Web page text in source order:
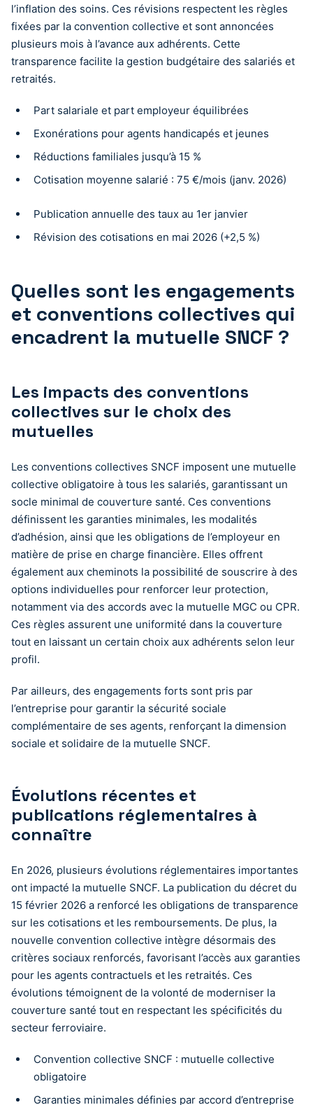
l’inflation des soins. Ces révisions respectent les règles
fixées par la convention collective et sont annoncées
plusieurs mois à l’avance aux adhérents. Cette
transparence facilite la gestion budgétaire des salariés et
retraités.
Part salariale et part employeur équilibrées
Exonérations pour agents handicapés et jeunes
Réductions familiales jusqu’à 15 %
Cotisation moyenne salarié : 75 €/mois (janv. 2026)
Publication annuelle des taux au 1er janvier
Révision des cotisations en mai 2026 (+2,5 %)
Quelles sont les engagements
et conventions collectives qui
encadrent la mutuelle SNCF ?
Les impacts des conventions
collectives sur le choix des
mutuelles
Les conventions collectives SNCF imposent une mutuelle
collective obligatoire à tous les salariés, garantissant un
socle minimal de couverture santé. Ces conventions
définissent les garanties minimales, les modalités
d’adhésion, ainsi que les obligations de l’employeur en
matière de prise en charge financière. Elles offrent
également aux cheminots la possibilité de souscrire à des
options individuelles pour renforcer leur protection,
notamment via des accords avec la mutuelle MGC ou CPR.
Ces règles assurent une uniformité dans la couverture
tout en laissant un certain choix aux adhérents selon leur
profil.
Par ailleurs, des engagements forts sont pris par
l’entreprise pour garantir la sécurité sociale
complémentaire de ses agents, renforçant la dimension
sociale et solidaire de la mutuelle SNCF.
Évolutions récentes et
publications réglementaires à
connaître
En 2026, plusieurs évolutions réglementaires importantes
ont impacté la mutuelle SNCF. La publication du décret du
15 février 2026 a renforcé les obligations de transparence
sur les cotisations et les remboursements. De plus, la
nouvelle convention collective intègre désormais des
critères sociaux renforcés, favorisant l’accès aux garanties
pour les agents contractuels et les retraités. Ces
évolutions témoignent de la volonté de moderniser la
couverture santé tout en respectant les spécificités du
secteur ferroviaire.
Convention collective SNCF : mutuelle collective
obligatoire
Garanties minimales définies par accord d’entreprise